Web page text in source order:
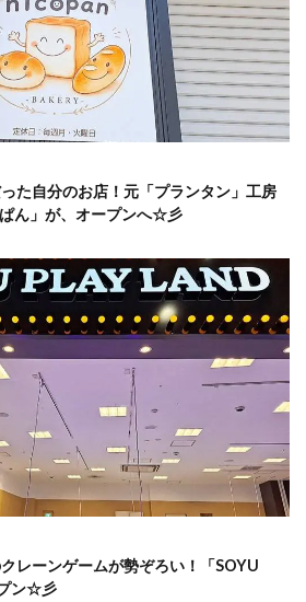
った自分のお店！元「プランタン」工房
ん」が、オープンへ☆彡
レーンゲームが勢ぞろい！「SOYU
ン☆彡